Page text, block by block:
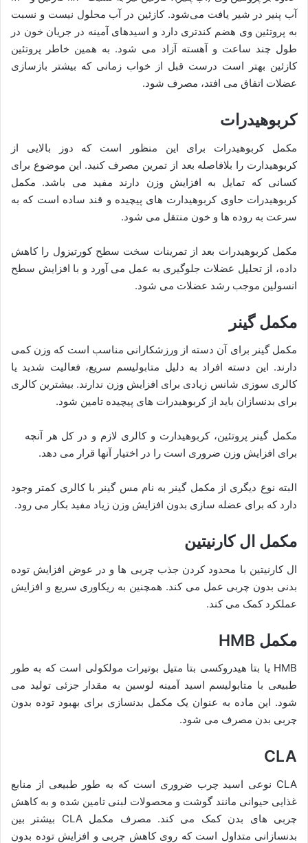
آب پنیر در شیر یافت می‌شود. کازئین در آب محلول نیست و نسبت
به پروتئین وی هضم کندتری دارد و اسیدهای آمینه در جریان خون در
طول چند ساعت و آهسته آزاد می شود. به همین خاطر پروتئین
کازئین بهتر است درست قبل از خواب زمانی که بیشتر بازسازی
عضلات اتفاق می افتد، مصرف شود.
کربوهیدرات
مکمل کربوهیدرات برای این منظور است که دوز بالایی از
کربوهیدارت را بلافاصله بعد از تمرین مصرف کنید. این موضوع برای
کسانی که تمایل به افزایش وزن دارند مفید می باشد. مکمل
کربوهیدرات حاوی کربوهیدارت های پیچیده و قند ساده است که به
سرعت به روده ها و خون منتقل می شود.
مکمل کربوهیدرات بعد از تمرینات سخت سطح کورتیزول را کاهش
داده، از تحلیل عضلات جلوگیری به عمل می آورد و با افزایش سطح
انسولین موجب رشد عضلات می شود.
مکمل گینر
مکمل گینر برای آن دسته از ورزشکارانی مناسب است که وزن کمی
دارند. این دسته افراد به دلیل متابولیسم سریع، فعالیت شدید یا
کالری سوزی شانس زیادی برای افزایش وزن ندارند. بیشترین کالری
برای بدنسازان باید از کربوهیدرات های پیچیده تامین شود.
مکمل گینر پروتئین، کربوهیدارت و کالری لازم و در کل هر آنچه
برای افزایش وزن ضروری است را در اختیار آنها قرار می دهد.
البته نوع دیگری از مکمل گینر به نام مس گینر با کالری کمتر وجود
دارد که برای عضله سازی بدون افزایش وزن زیاد مفید بکار می رود.
مکمل ال کارنیتین
ال کارنیتین با محدود کردن جذب چربی ها و در عوض افزایش توده
بدنی بدون چربی عمل می کند. همچنین به ریکاوری سریع و افزایش
عملکرد کمک می کند.
مکمل HMB
HMB یا بتا هیدروکسی بتا متیل بوتیرات مولکولی است که به طور
طبیعی با متابولیسم اسید آمینه لوسین به مقدار جزئی تولید می
شود. این ماده به عنوان یک مکمل بدنسازی برای بهبود توده بدون
چربی بدن مصرف می شود.
CLA
CLA نوعی اسید چرب ضروری است که به طور طبیعی از منابع
غذایی حیوانی مانند گوشت و محصولات لبنی تامین شده و به کاهش
چربی های بدن کمک می کند. مصرف مکمل CLA بیشتر بین
بدنسازانی متداول است که روی کاهش چربی و افزایش توده بدون